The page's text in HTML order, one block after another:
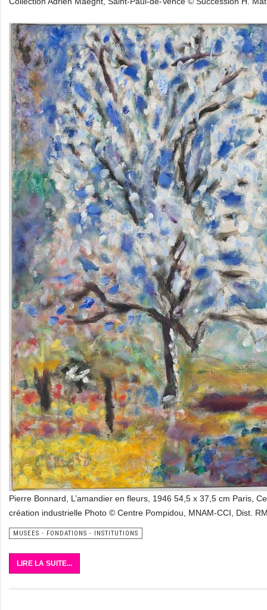
Pierre Bonnard, L’amandier en fleurs, 1946 54,5 x 37,5 cm Paris,
création industrielle Photo © Centre Pompidou, MNAM-CCI, Dist.
MUSEES - FONDATIONS - INSTITUTIONS
LIRE LA SUITE...